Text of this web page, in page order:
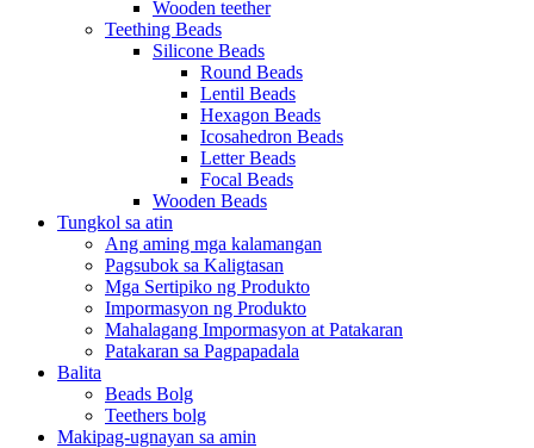
Wooden teether
Teething Beads
Silicone Beads
Round Beads
Lentil Beads
Hexagon Beads
Icosahedron Beads
Letter Beads
Focal Beads
Wooden Beads
Tungkol sa atin
Ang aming mga kalamangan
Pagsubok sa Kaligtasan
Mga Sertipiko ng Produkto
Impormasyon ng Produkto
Mahalagang Impormasyon at Patakaran
Patakaran sa Pagpapadala
Balita
Beads Bolg
Teethers bolg
Makipag-ugnayan sa amin